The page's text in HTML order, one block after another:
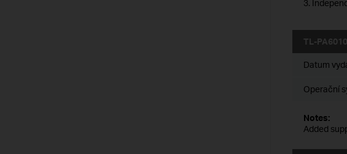
3.
TL-
Datum
Operační
Notes:
Added